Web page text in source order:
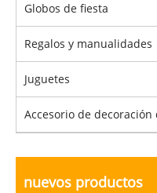
Globos de fiesta
Regalos y manualidades
Juguetes
Accesorio de decoración
nuevos productos